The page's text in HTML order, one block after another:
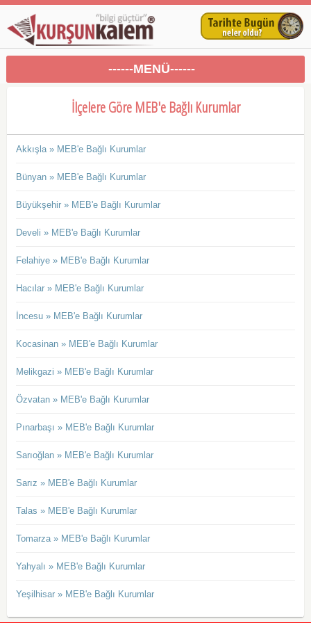
------MENÜ------
İlçelere Göre MEB'e Bağlı Kurumlar
Akkışla » MEB'e Bağlı Kurumlar
Bünyan » MEB'e Bağlı Kurumlar
Büyükşehir » MEB'e Bağlı Kurumlar
Develi » MEB'e Bağlı Kurumlar
Felahiye » MEB'e Bağlı Kurumlar
Hacılar » MEB'e Bağlı Kurumlar
İncesu » MEB'e Bağlı Kurumlar
Kocasinan » MEB'e Bağlı Kurumlar
Melikgazi » MEB'e Bağlı Kurumlar
Özvatan » MEB'e Bağlı Kurumlar
Pınarbaşı » MEB'e Bağlı Kurumlar
Sarıoğlan » MEB'e Bağlı Kurumlar
Sarız » MEB'e Bağlı Kurumlar
Talas » MEB'e Bağlı Kurumlar
Tomarza » MEB'e Bağlı Kurumlar
Yahyalı » MEB'e Bağlı Kurumlar
Yeşilhisar » MEB'e Bağlı Kurumlar